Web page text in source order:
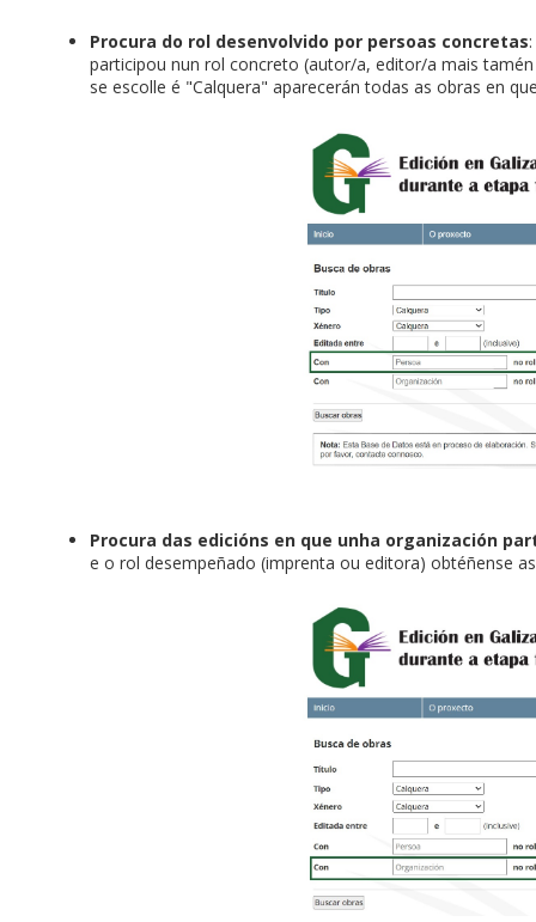
Procura do rol desenvolvido por persoas concretas
participou nun rol concreto (autor/a, editor/a mais
se escolle é "Calquera" aparecerán todas as obras en
Procura das edicións en que unha organización
e o rol desempeñado (imprenta ou editora) obtéñense